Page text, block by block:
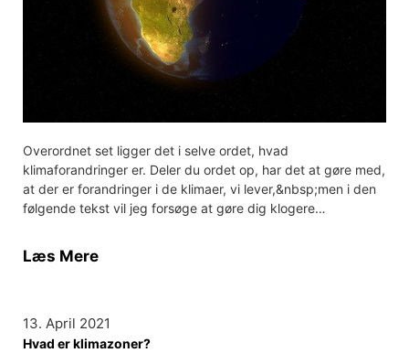
Overordnet set ligger det i selve ordet, hvad
klimaforandringer er. Deler du ordet op, har det at gøre med,
at der er forandringer i de klimaer, vi lever,&nbsp;men i den
følgende tekst vil jeg forsøge at gøre dig klogere…
Læs Mere
13. April 2021
Hvad er klimazoner?